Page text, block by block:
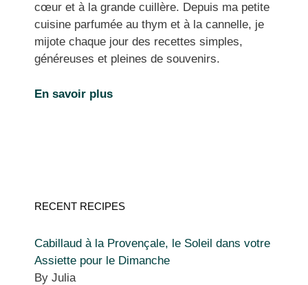
cœur et à la grande cuillère. Depuis ma petite
cuisine parfumée au thym et à la cannelle, je
mijote chaque jour des recettes simples,
généreuses et pleines de souvenirs.
En savoir plus
RECENT RECIPES
Cabillaud à la Provençale, le Soleil dans votre
Assiette pour le Dimanche
By Julia